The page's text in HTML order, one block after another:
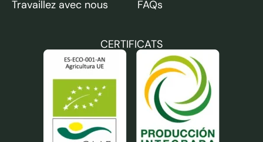
Travaillez avec nous
FAQs
CERTIFICATS